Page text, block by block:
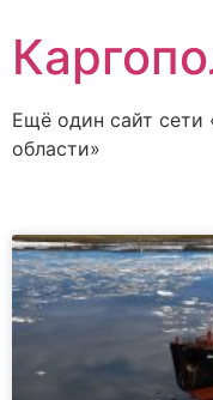
Ещё один сайт сети
области»